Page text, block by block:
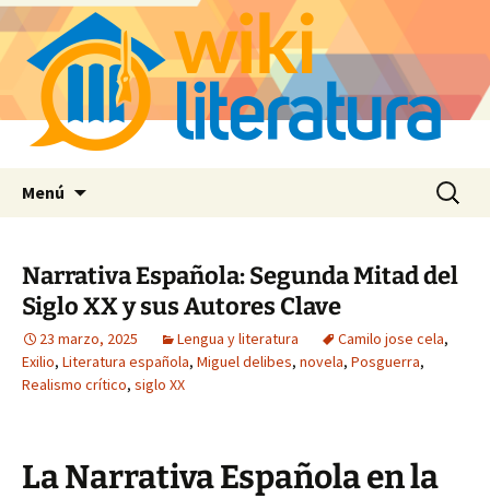
Menú Buscar:
Narrativa Española: Segunda Mitad del
Siglo XX y sus Autores Clave
23 marzo, 2025 Lengua y literatura Camilo jose cela,
Exilio, Literatura española, Miguel delibes, novela, Posguerra,
Realismo crítico, siglo XX
La Narrativa Española en la